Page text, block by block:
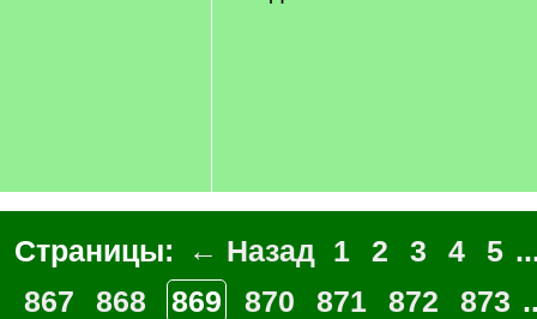
Страницы: ← Назад 1 2 3 4 5
867
868 869 870 871 872 873